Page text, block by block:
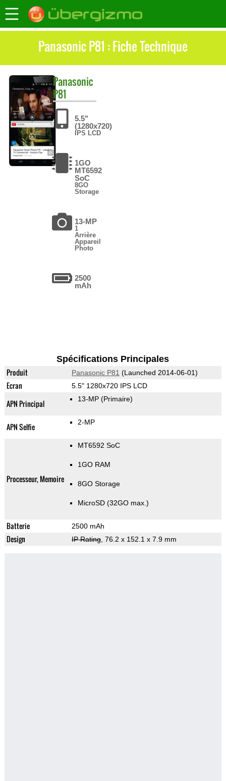
Panasonic P81 : Fiche Technique
Panasonic
P81
5.5"
(1280x720)
IPS LCD
1GO
MT6592
SoC
8GO
Storage
13-MP
1
Arrière
Appareil
Photo
2500
mAh
Spécifications Principales
Produit Panasonic P81 (Launched 2014-06-01)
Ecran 5.5" 1280x720 IPS LCD
APN Principal 13-MP (Primaire)
APN Selfie 2-MP
Processeur, Memoire
MT6592 SoC
1GO RAM
8GO Storage
MicroSD (32GO max.)
Batterie 2500 mAh
Design IP Rating , 76.2 x 152.1 x 7.9 mm